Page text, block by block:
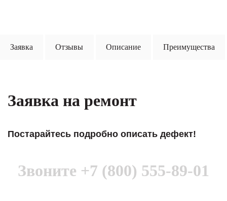
Заявка Отзывы Описание Преимущества
Заявка на ремонт
Постарайтесь подробно описать дефект!
Звоните +7 (800) 555-89-01